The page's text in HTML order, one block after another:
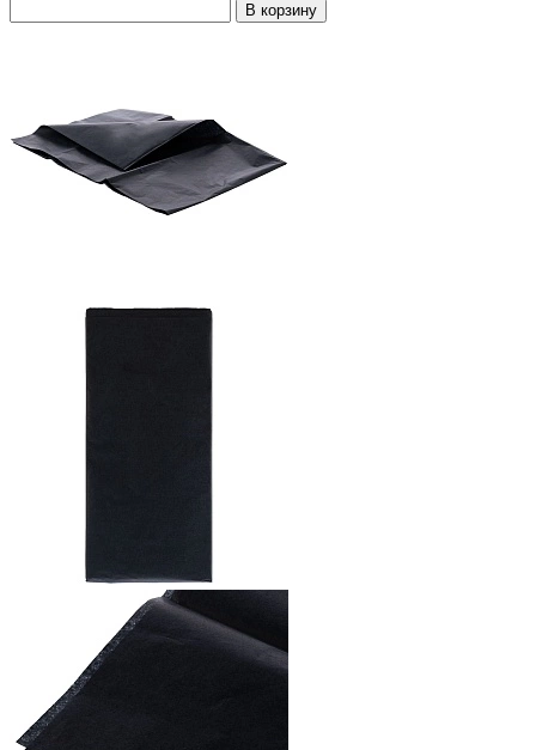
В корзину